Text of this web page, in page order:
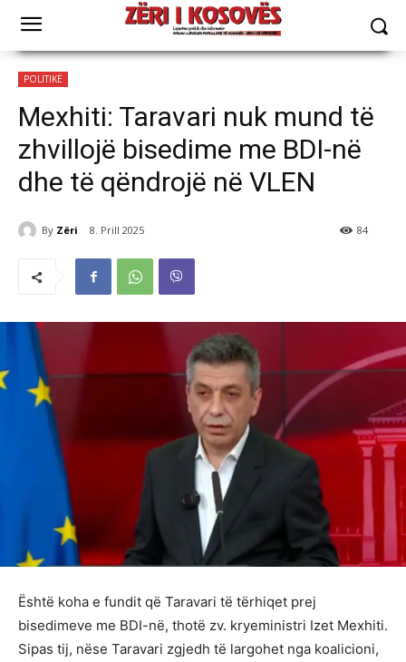
POLITIKË
Mexhiti: Taravari nuk mund të
zhvillojë bisedime me BDI-në
dhe të qëndrojë në VLEN
By Zëri 8. Prill 2025 84
Është koha e fundit që Taravari të tërhiqet prej
bisedimeve me BDI-në, thotë zv. kryeministri Izet Mexhiti.
Sipas tij, nëse Taravari zgjedh të largohet nga koalicioni,